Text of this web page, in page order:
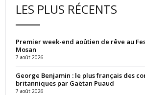
LES PLUS RÉCENTS
Premier week-end aoûtien de rêve au
Mosan
7 août 2026
George Benjamin : le plus français des
britanniques par Gaëtan Puaud
7 août 2026